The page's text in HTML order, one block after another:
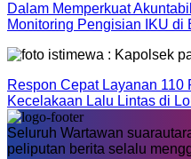
Dalam Memperkuat
Monitoring Pengisian IKU di
Respon Cepat Layanan 110
Kecelakaan Lalu Lintas di
Seluruh Wartawan
peliputan berita selalu